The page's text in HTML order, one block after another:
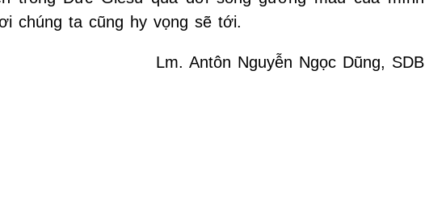
chúng ta cũng hy vọng sẽ tới.
Lm. Antôn Nguyễn Ngọc Dũng, SDB